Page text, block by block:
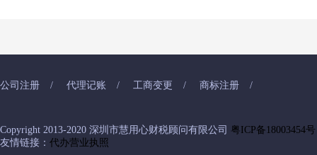
公司注册 / 代理记账 / 工商变更 / 商标注册 /
Copyright 2013-2020 深圳市慧用心财税顾问有限公司
粤ICP备18003454号
友情链接： 代办营业执照